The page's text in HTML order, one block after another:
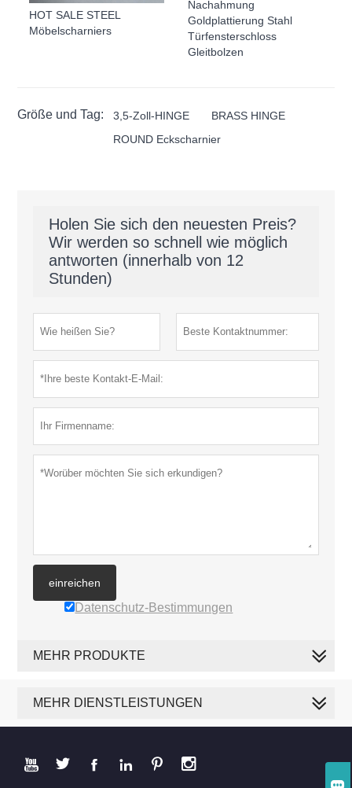
HOT SALE STEEL
Möbelscharniers
Nachahmung
Goldplattierung Stahl
Türfensterschloss
Gleitbolzen
Größe und Tag: 3,5-Zoll-HINGE
BRASS HINGE
ROUND Eckscharnier
Holen Sie sich den neuesten Preis?
Wir werden so schnell wie möglich
antworten (innerhalb von 12
Stunden)
einreichen
Datenschutz-Bestimmungen
MEHR PRODUKTE
MEHR DIENSTLEISTUNGEN
     